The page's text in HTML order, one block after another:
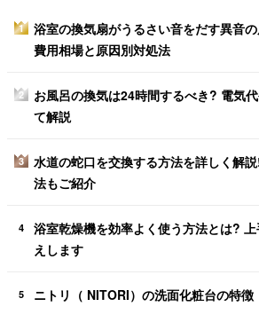
1
浴室の換気扇がうるさい音をだす異音
費用相場と原因別対処法
2
お風呂の換気は24時間するべき? 電気
て解説
3
水道の蛇口を交換する方法を詳しく解
法もご紹介
4
浴室乾燥機を効率よく使う方法とは?
えします
5 ニトリ（ NITORI）の洗面化粧台の特徴